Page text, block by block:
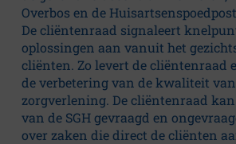
o
u
Overbos en de
De cliëntenraad signaleert
oplossingen aan vanuit het
cliënten. Zo levert de cliëntenraad
de verbetering van de kwaliteit
zorgverlening. De cliëntenraad
van de SGH gevraagd en
over zaken die direct de cliënten